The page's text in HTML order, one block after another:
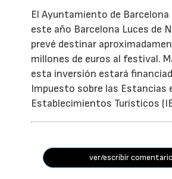
El Ayuntamiento de
este año Barcelona Luces de
prevé destinar
millones de euros al festival.
esta inversión estará
Impuesto sobre las Estancias
Establecimientos Turísticos
ver/escribir